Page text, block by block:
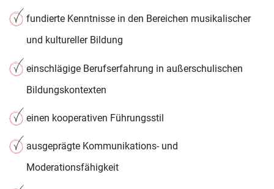
fundierte Kenntnisse in den Bereichen musikalischer
und kultureller Bildung
einschlägige Berufserfahrung in außerschulischen
Bildungskontexten
einen kooperativen Führungsstil
ausgeprägte Kommunikations- und
Moderationsfähigkeit